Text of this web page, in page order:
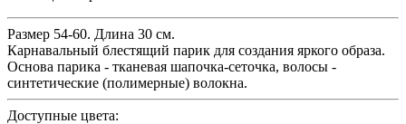
Размер 54-60. Длина 30 см.
Карнавальный блестящий парик для создания яркого образа.
Основа парика - тканевая шапочка-сеточка, волосы -
синтетические (полимерные) волокна.
Доступные цвета: